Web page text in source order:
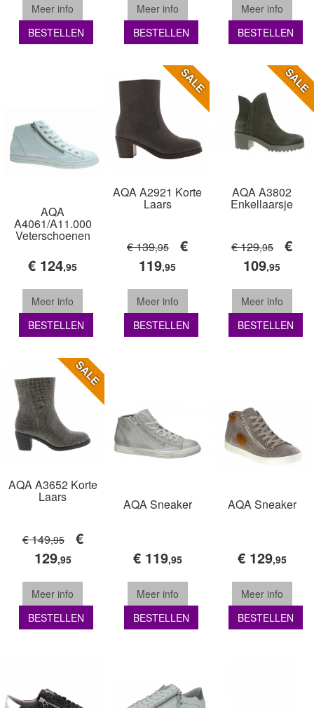
Meer info
BESTELLEN
Meer info
BESTELLEN
Meer info
BESTELLEN
AQA
A4061/A11.000
Veterschoenen
€ 124,95
Meer info
BESTELLEN
SALE
AQA A2921 Korte
Laars
€ 139,95
€
119,95
Meer info
BESTELLEN
SALE
AQA A3802
Enkellaarsje
€ 129,95
€
109,95
Meer info
BESTELLEN
SALE
AQA A3652 Korte
Laars
€ 149,95
€
129,95
Meer info
BESTELLEN
AQA Sneaker
€ 119,95
Meer info
BESTELLEN
AQA Sneaker
€ 129,95
Meer info
BESTELLEN